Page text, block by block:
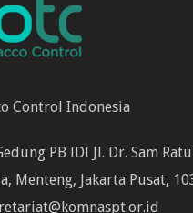
Control Indonesia
PB IDI Jl. Dr. Sam
Menteng, Jakarta Pusat,